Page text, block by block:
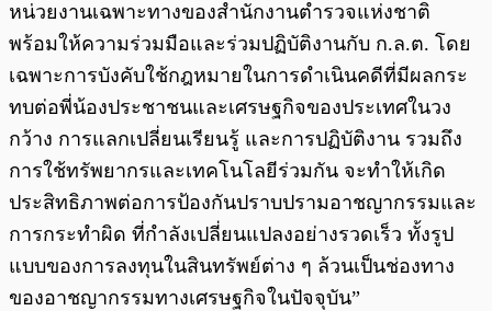
หน่วยงานเฉพาะทางของสำนักงานตำรวจแห่งชาติ
พร้อมให้ความร่วมมือและร่วมปฏิบัติงานกับ ก.ล.ต. โดย
เฉพาะการบังคับใช้กฎหมายในการดำเนินคดีที่มีผลกระ
ทบต่อพี่น้องประชาชนและเศรษฐกิจของประเทศในวง
กว้าง การแลกเปลี่ยนเรียนรู้ และการปฏิบัติงาน รวมถึง
การใช้ทรัพยากรและเทคโนโลยีร่วมกัน จะทำให้เกิด
ประสิทธิภาพต่อการป้องกันปราบปรามอาชญากรรมและ
การกระทำผิด ที่กำลังเปลี่ยนแปลงอย่างรวดเร็ว ทั้งรูป
แบบของการลงทุนในสินทรัพย์ต่าง ๆ ล้วนเป็นช่องทาง
ของอาชญากรรมทางเศรษฐกิจในปัจจุบัน”